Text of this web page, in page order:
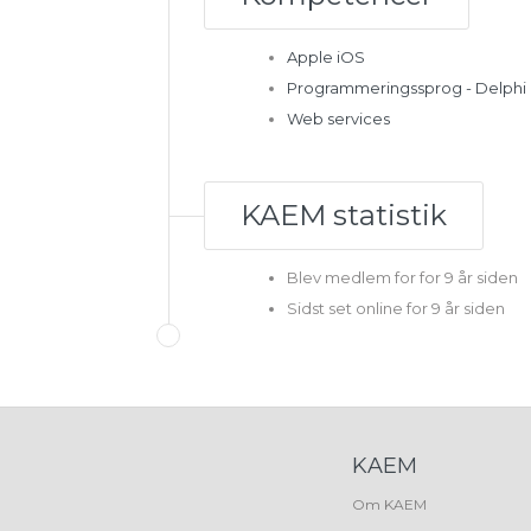
Apple iOS
Programmeringssprog - Delphi
Web services
KAEM statistik
Blev medlem for for 9 år siden
Sidst set online for 9 år siden
KAEM
Om KAEM